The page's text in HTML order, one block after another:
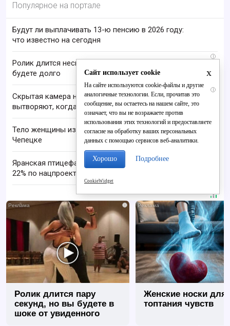
Популярное на портале
Будут ли выплачивать 13-ю пенсию в 2026 году:
что известно на сегодня
i
Ролик длится несколько секунд, а смеяться вы
будете долго
i
Скрытая камера на пляже Крыма: Что люди
вытворяют, когда их не видят...
Тело женщины извлекли из реки Вятка в Кирово-
Чепецке
Яранская птицефабрика увеличила выработку на
22% по нацпроекту
i
Ролик длится пару
секунд, но вы будете в
шоке от увиденного
Женские носки для
топтания чувств
x
Сайт использует cookie
На сайте используются cookie-файлы и другие
аналогичные технологии. Если, прочитав это
сообщение, вы остаетесь на нашем сайте, это
означает, что вы не возражаете против
использования этих технологий и предоставляете
согласие на обработку ваших персональных
данных с помощью сервисов веб-аналитики.
Хорошо Подробнее
CookieWidget